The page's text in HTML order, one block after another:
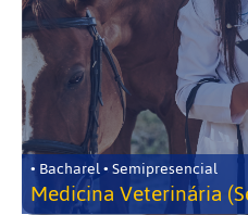
• Bacharel • Semipresencial
Medicina Veterinária